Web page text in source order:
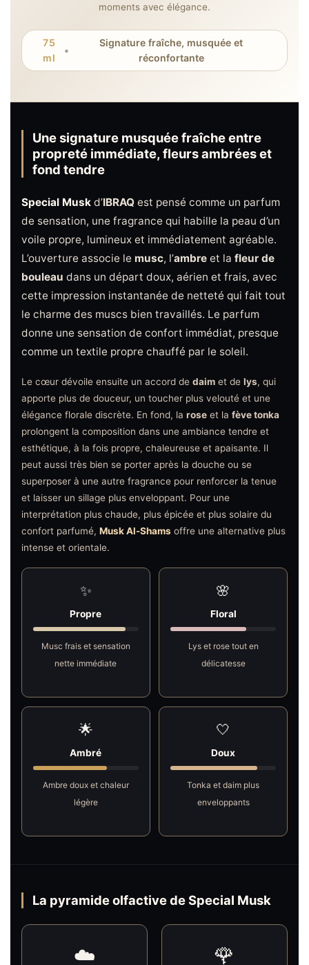
moments avec élégance.
75
ml
•
Signature fraîche, musquée et
réconfortante
Une signature musquée fraîche entre
propreté immédiate, fleurs ambrées et
fond tendre
Special Musk d’IBRAQ est pensé comme un parfum
de sensation, une fragrance qui habille la peau d’un
voile propre, lumineux et immédiatement agréable.
L’ouverture associe le musc, l’ambre et la fleur de
bouleau dans un départ doux, aérien et frais, avec
cette impression instantanée de netteté qui fait tout
le charme des muscs bien travaillés. Le parfum
donne une sensation de confort immédiat, presque
comme un textile propre chauffé par le soleil.
Le cœur dévoile ensuite un accord de daim et de lys, qui
apporte plus de douceur, un toucher plus velouté et une
élégance florale discrète. En fond, la rose et la fève tonka
prolongent la composition dans une ambiance tendre et
esthétique, à la fois propre, chaleureuse et apaisante. Il
peut aussi très bien se porter après la douche ou se
superposer à une autre fragrance pour renforcer la tenue
et laisser un sillage plus enveloppant. Pour une
interprétation plus chaude, plus épicée et plus solaire du
confort parfumé, Musk Al-Shams offre une alternative plus
intense et orientale.
✨
Propre
Musc frais et sensation
nette immédiate
🌸
Floral
Lys et rose tout en
délicatesse
🌟
Ambré
Ambre doux et chaleur
légère
🤍
Doux
Tonka et daim plus
enveloppants
La pyramide olfactive de Special Musk
☁️ 🌹